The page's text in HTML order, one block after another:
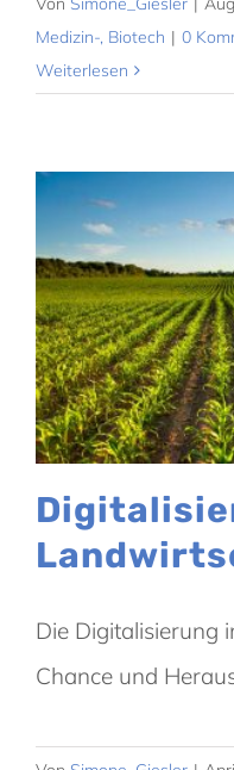
Medizin-, Biotech | 0
Weiterlesen
Die Digitalisierung
Chance und